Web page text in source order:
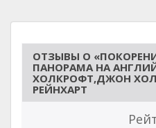
ОТЗЫВЫ О
ПАНОРАМА НА
ХОЛКРОФТ,ДЖОН
РЕЙНХАРТ